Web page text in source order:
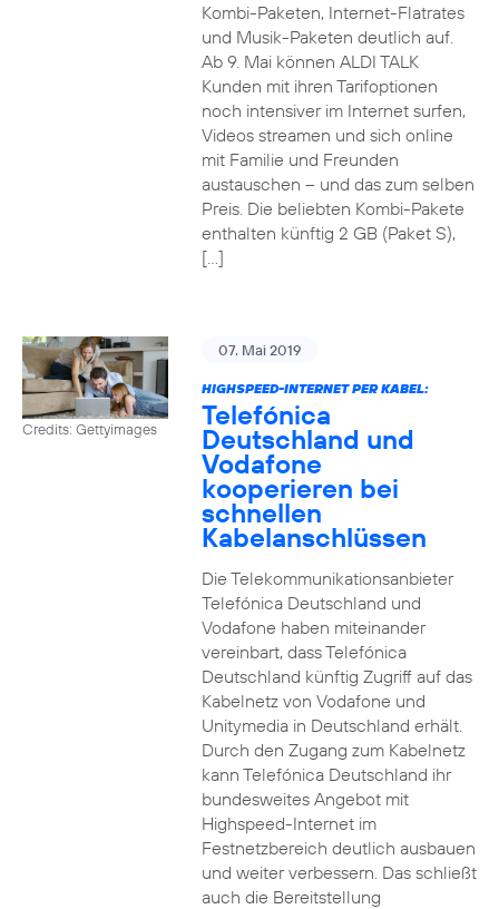
Kombi-Paketen, Internet-Flatrates
und Musik-Paketen deutlich auf.
Ab 9. Mai können ALDI TALK
Kunden mit ihren Tarifoptionen
noch intensiver im Internet surfen,
Videos streamen und sich online
mit Familie und Freunden
austauschen – und das zum selben
Preis. Die beliebten Kombi-Pakete
enthalten künftig 2 GB (Paket S),
[…]
Credits: Gettyimages
07. Mai 2019
HIGHSPEED-INTERNET PER KABEL:
Telefónica
Deutschland und
Vodafone
kooperieren bei
schnellen
Kabelanschlüssen
Die Telekommunikationsanbieter
Telefónica Deutschland und
Vodafone haben miteinander
vereinbart, dass Telefónica
Deutschland künftig Zugriff auf das
Kabelnetz von Vodafone und
Unitymedia in Deutschland erhält.
Durch den Zugang zum Kabelnetz
kann Telefónica Deutschland ihr
bundesweites Angebot mit
Highspeed-Internet im
Festnetzbereich deutlich ausbauen
und weiter verbessern. Das schließt
auch die Bereitstellung